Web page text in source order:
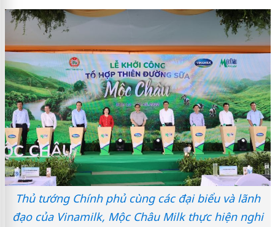
Thủ tướng Chính phủ cùng các đại biểu và lãnh
đạo của Vinamilk, Mộc Châu Milk thực hiện nghi